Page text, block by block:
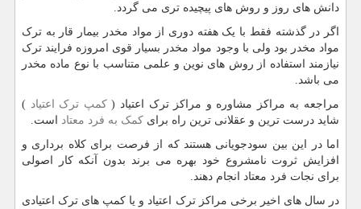
دانش های روز و روش های پیچیده تری می گردد.
اگر در گذشته فقط با یک هفته دوری از مواد مخدر بیمار قار به ترک
مواد مخدر بود ولی با وجود مواد مخدر بسیار قوی امروزه فرایند ترک
نیازمند استفاده از روش های نوین و علمی متناسب با نوع ماده مخدر
می باشد.
مراجعه به مراکز مشاوره و مراکز ترک اعتیاد (کمپ ترک اعتیاد )
شاید درست ترین و عقلانی ترین راه برای کمک به فرد معتاد است.
اما در این بین سودجویانی هستند که از فرصت برای کلاه برداری و
افزایش ثروت نامشروع خود بهره می برند بدون آنکه کار اصولی
برای نجات فرد معتاد انجام دهند.
در سال های اخیر برخی مراکز ترک اعتیاد و یا کمپ های ترک اعتیادی